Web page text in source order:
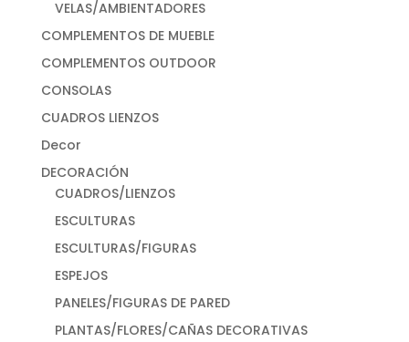
VELAS/AMBIENTADORES
COMPLEMENTOS DE MUEBLE
COMPLEMENTOS OUTDOOR
CONSOLAS
CUADROS LIENZOS
Decor
DECORACIÓN
CUADROS/LIENZOS
ESCULTURAS
ESCULTURAS/FIGURAS
ESPEJOS
PANELES/FIGURAS DE PARED
PLANTAS/FLORES/CAÑAS DECORATIVAS